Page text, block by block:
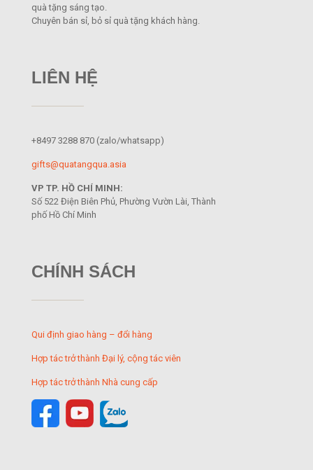
quà tặng sáng tạo.
Chuyên bán sỉ, bỏ sỉ quà tặng khách hàng.
LIÊN HỆ
+8497 3288 870 (zalo/whatsapp)
gifts@quatangqua.asia
VP TP. HỒ CHÍ MINH:
Số 522 Điện Biên Phủ, Phường Vườn Lài, Thành
phố Hồ Chí Minh
CHÍNH SÁCH
Qui định giao hàng – đổi hàng
Hợp tác trở thành Đại lý, cộng tác viên
Hợp tác trở thành Nhà cung cấp